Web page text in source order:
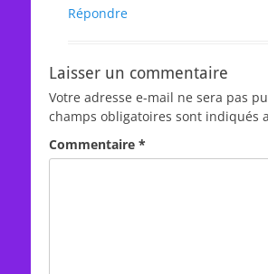
Répondre
Laisser un commentaire
Votre adresse e-mail ne sera pas
champs obligatoires sont indiqués
Commentaire *